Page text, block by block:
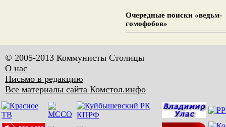
Очередные поиски «ведьм-
гомофобов»
© 2005-2013 Коммунисты Столицы
О нас
Письмо в редакцию
Все материалы сайта Комстол.инфо